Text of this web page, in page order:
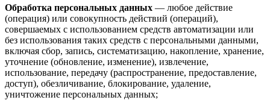
Обработка персональных данных — любое действие
(операция) или совокупность действий (операций),
совершаемых с использованием средств автоматизации или
без использования таких средств с персональными данными,
включая сбор, запись, систематизацию, накопление, хранение,
уточнение (обновление, изменение), извлечение,
использование, передачу (распространение, предоставление,
доступ), обезличивание, блокирование, удаление,
уничтожение персональных данных;